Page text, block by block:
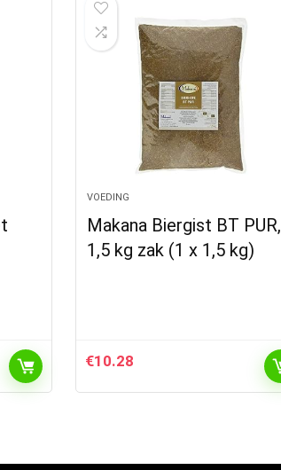
VOEDING
Makana Biergist BT PUR,
1,5 kg zak (1 x 1,5 kg)
€10.28